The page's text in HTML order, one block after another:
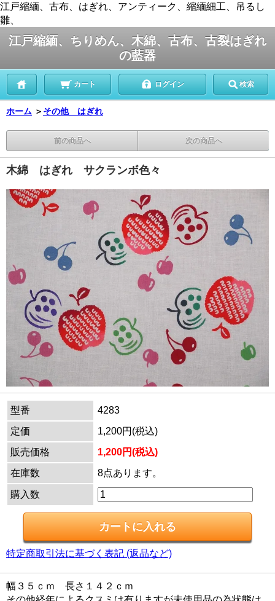
江戸縮緬、古布、はぎれ、アンティーク、縮緬細工、吊るし
雛、
江戸縮緬、ちりめん、木綿、古布、古裂はぎれ
の藍器
カート ログイン 検索
ホーム ＞ その他 はぎれ
前の商品へ 次の商品へ
木綿 はぎれ サクランボ色々
型番
4283
定価
1,200円(税込)
販売価格
1,200円(税込)
在庫数
8点あります。
購入数
特定商取引法に基づく表記 (返品など)
幅３５ｃｍ 長さ１４２ｃｍ